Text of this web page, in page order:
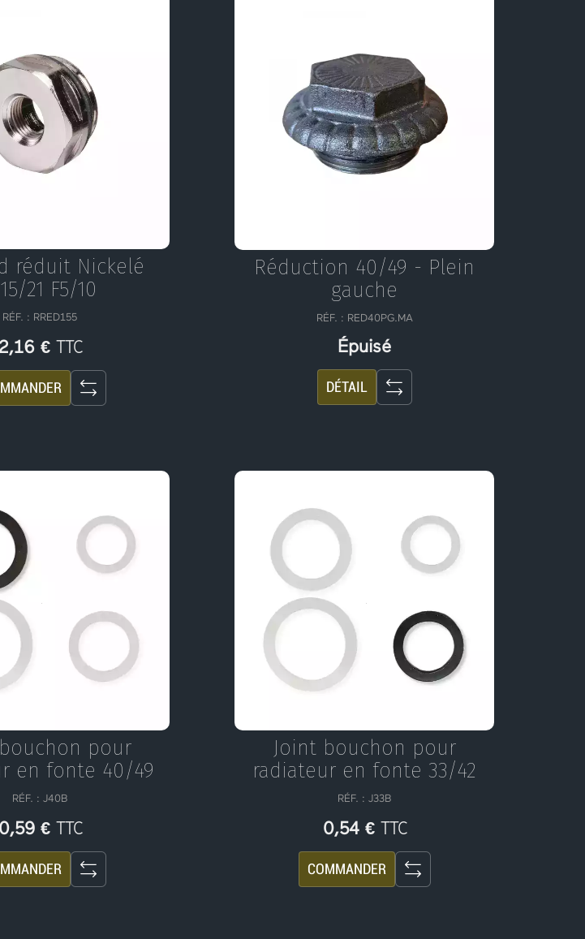
réduit Nickelé
21 F5/10
RÉF. : RRED155
2,16 € TTC
Réduction 40/49 - Plein
gauche
RÉF. : RED40PG.MA
Épuisé
DÉTAIL
pour
en fonte 40/49
RÉF. : J40B
0,59 € TTC
Joint bouchon pour
radiateur en fonte 33/42
RÉF. : J33B
0,54 € TTC
COMMANDER